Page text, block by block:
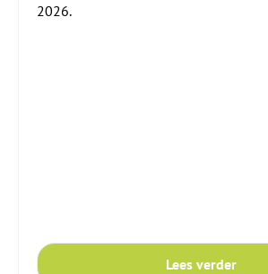
2026.
Lees verder